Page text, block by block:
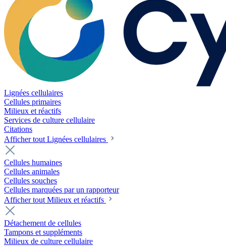
Lignées cellulaires
Cellules primaires
Milieux et réactifs
Services de culture cellulaire
Citations
Afficher tout Lignées cellulaires
Cellules humaines
Cellules animales
Cellules souches
Cellules marquées par un rapporteur
Afficher tout Milieux et réactifs
Détachement de cellules
Tampons et suppléments
Milieux de culture cellulaire